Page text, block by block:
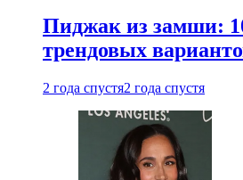
Пиджак из замши:
трендовых
2 года спустя2 года спустя